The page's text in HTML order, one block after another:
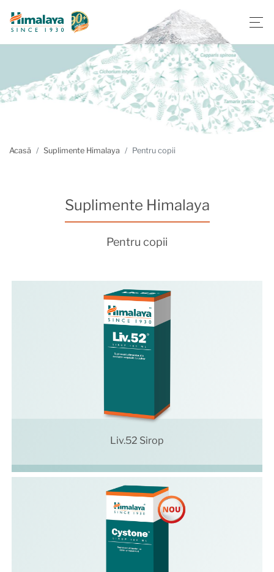
Acasă Suplimente Himalaya Pentru copii
Suplimente Himalaya
Pentru copii
Liv.52 Sirop